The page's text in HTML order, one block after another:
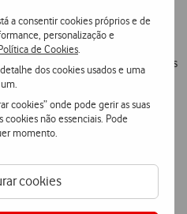
a consentir cookies próprios e de
personalização e
de Cookies
dos cookies usados e uma
cookies” onde pode gerir as suas
cookies não essenciais. Pode
momento.
cookies
até 280 horas e gravação
TV, a Pausa TV e o
de centenas de filmes dos
incluindo os grandes
(HD).
na TV, reforça a liderança da
televisão, juntando-se à
únicas em Portugal, como por
de programas em qualquer TV
Fotos e Música que possibilita
e imediata, às fotos e às
em rede dentro de casa.